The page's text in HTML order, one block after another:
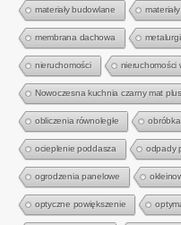
materiały budowlane
membrana dachowa
nieruchomości nieruchomości
Nowoczesna kuchnia czarny mat
obliczenia równoległe
ocieplenie poddasza odpady
ogrodzenia panelowe
optyczne powiększenie